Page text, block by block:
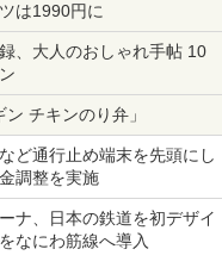
は1990円に
、大人のおしゃれ手帖 10
チキンのり弁」
ど通行止め端末を先頭にし
調整を実施
ナ、日本の鉄道を初デザイ
なにわ筋線へ導入